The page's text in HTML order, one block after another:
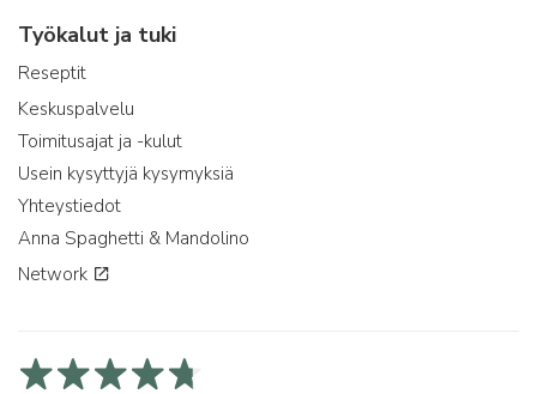
Työkalut ja tuki
Reseptit
Keskuspalvelu
Toimitusajat ja -kulut
Usein kysyttyjä kysymyksiä
Yhteystiedot
Anna Spaghetti & Mandolino
Network